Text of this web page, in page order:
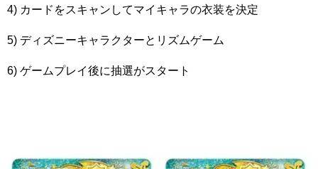
4) カードをスキャンしてマイキャラの衣装を決定
5) ディズニーキャラクターとリズムゲーム
6) ゲームプレイ後に抽選がスタート